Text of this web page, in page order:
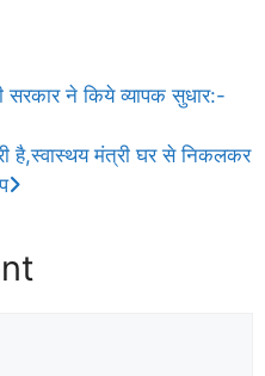
सरकार ने किये व्यापक सुधार:-
है,स्वास्थय मंत्री घर से निकलकर